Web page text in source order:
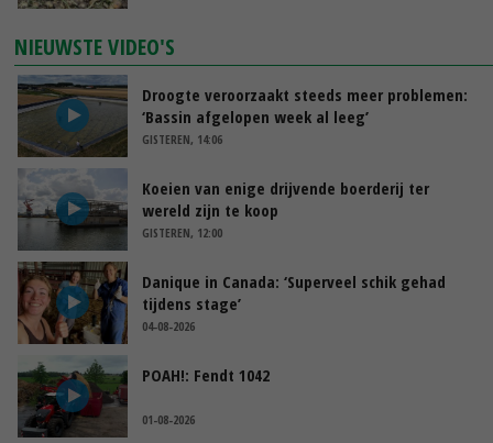
NIEUWSTE VIDEO'S
Droogte veroorzaakt steeds meer problemen:
‘Bassin afgelopen week al leeg’
GISTEREN, 14:06
Koeien van enige drijvende boerderij ter
wereld zijn te koop
GISTEREN, 12:00
Danique in Canada: ‘Superveel schik gehad
tijdens stage’
04-08-2026
POAH!: Fendt 1042
01-08-2026